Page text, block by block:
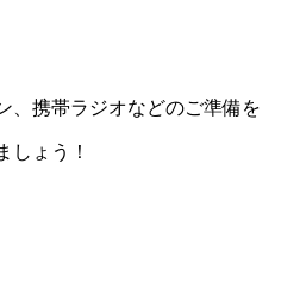
、携帯ラジオなどのご準備を
しょう！